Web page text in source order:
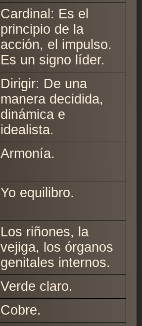
Cardinal: Es el
principio de la
acción, el impulso.
Es un signo líder.
Dirigir: De una
manera decidida,
dinámica e
idealista.
Armonía.
Yo equilibro.
Los riñones, la
vejiga, los órganos
genitales internos.
Verde claro.
Cobre.